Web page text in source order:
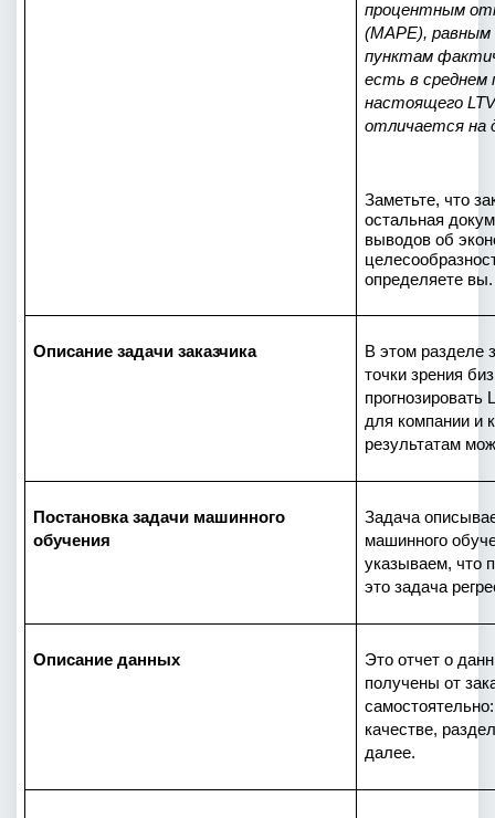
процентным
(MAPE),
пунктам
есть в среднем
настоящего
отличается на
Заметьте, что
остальная
выводов об
определяете вы.
Описание задачи заказчика
В этом разделе
точки зрения
прогнозировать
для компании и
результатам
Постановка задачи машинного
обучения
Задача
машинного
указываем, что
это задача
Описание данных
Это отчет о
получены от
качестве,
далее.